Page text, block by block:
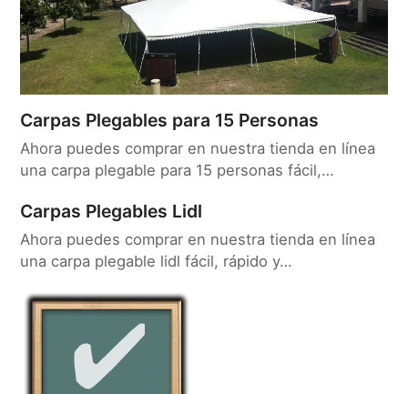
Carpas Plegables para 15 Personas
Ahora puedes comprar en nuestra tienda en línea
una carpa plegable para 15 personas fácil,…
Carpas Plegables Lidl
Ahora puedes comprar en nuestra tienda en línea
una carpa plegable lidl fácil, rápido y…